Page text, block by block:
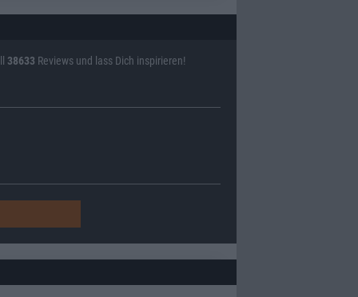
38633 Reviews und lass Dich inspirieren!